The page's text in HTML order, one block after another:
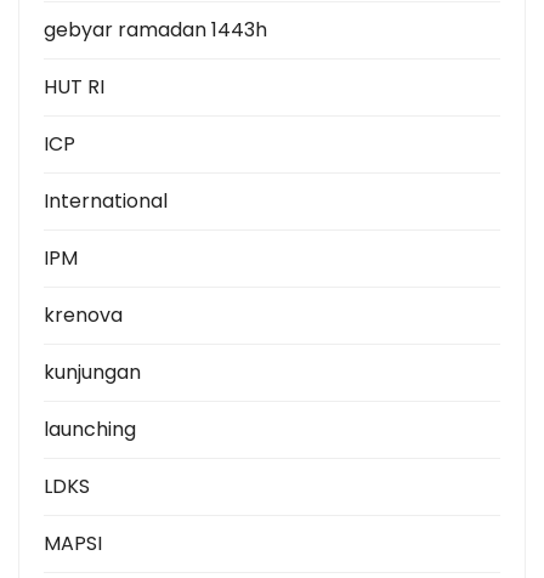
gebyar ramadan 1443h
HUT RI
ICP
International
IPM
krenova
kunjungan
launching
LDKS
MAPSI